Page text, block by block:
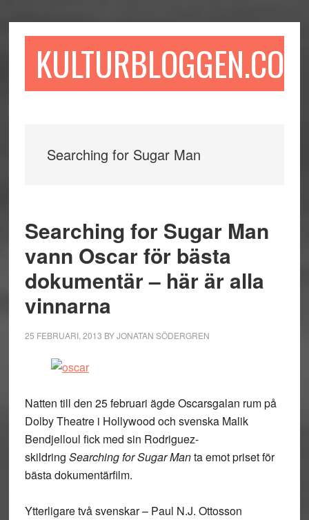
till
till
sidofältet
till
KULTURBLOGGEN.COM
Searching for Sugar Man
Searching for Sugar Man
vann Oscar för bästa
dokumentär – här är alla
vinnarna
25 FEBRUARI, 2013 BYJONATAN SÖDERGREN
Natten till den 25 februari ägde Oscarsgalan rum på
Dolby Theatre i Hollywood och svenska Malik
Bendjelloul fick med sin Rodriguez-
skildring Searching for Sugar Manta emot priset för
bästa dokumentärfilm.
Ytterligare två svenskar – Paul N.J. Ottosson